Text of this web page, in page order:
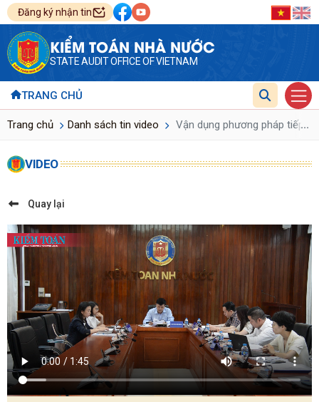
Đăng ký nhận tin
KIỂM TOÁN NHÀ NƯỚC
STATE AUDIT OFFICE OF VIETNAM
TRANG CHỦ
Trang chủ Danh sách tin video Vận dụng phương pháp tiếp...
VIDEO
Quay lại